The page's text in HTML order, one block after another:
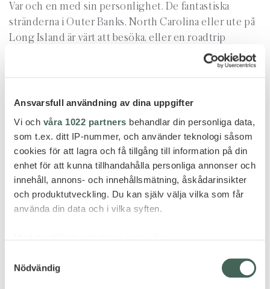
Ansvarsfull användning av dina uppgifter
Vi och våra 1022 partners behandlar din personliga data,
som t.ex. ditt IP-nummer, och använder teknologi såsom
cookies för att lagra och få tillgång till information på din
enhet för att kunna tillhandahålla personliga annonser och
innehåll, annons- och innehållsmätning, åskådarinsikter
och produktutveckling. Du kan själv välja vilka som får
använda din data och i vilka syften.
som kan ha en noggrannhet på upp till flera meter
Nödvändig
Var och en med sin personlighet. De fantastiska
stränderna i Outer Banks, North Carolina eller ute på
Long Island är värt att besöka, eller en roadtrip
västerut genom ”Amishland”. Plantagerna i Louisiana,
Mississippi eller Alabama med sin historia berör mig
en av få städer som är byggd enbart för att vara
huvudstad, missa inte de många museerna eller andra
mäktiga byggnader. Om du ändå ska besöka New York
så gör något annorlunda och använd några dagar till
att besöka Upstate New York, Long Island eller varför
inte Maine.
Ser fram emot att skräddarsy er nästa resa – varför inte